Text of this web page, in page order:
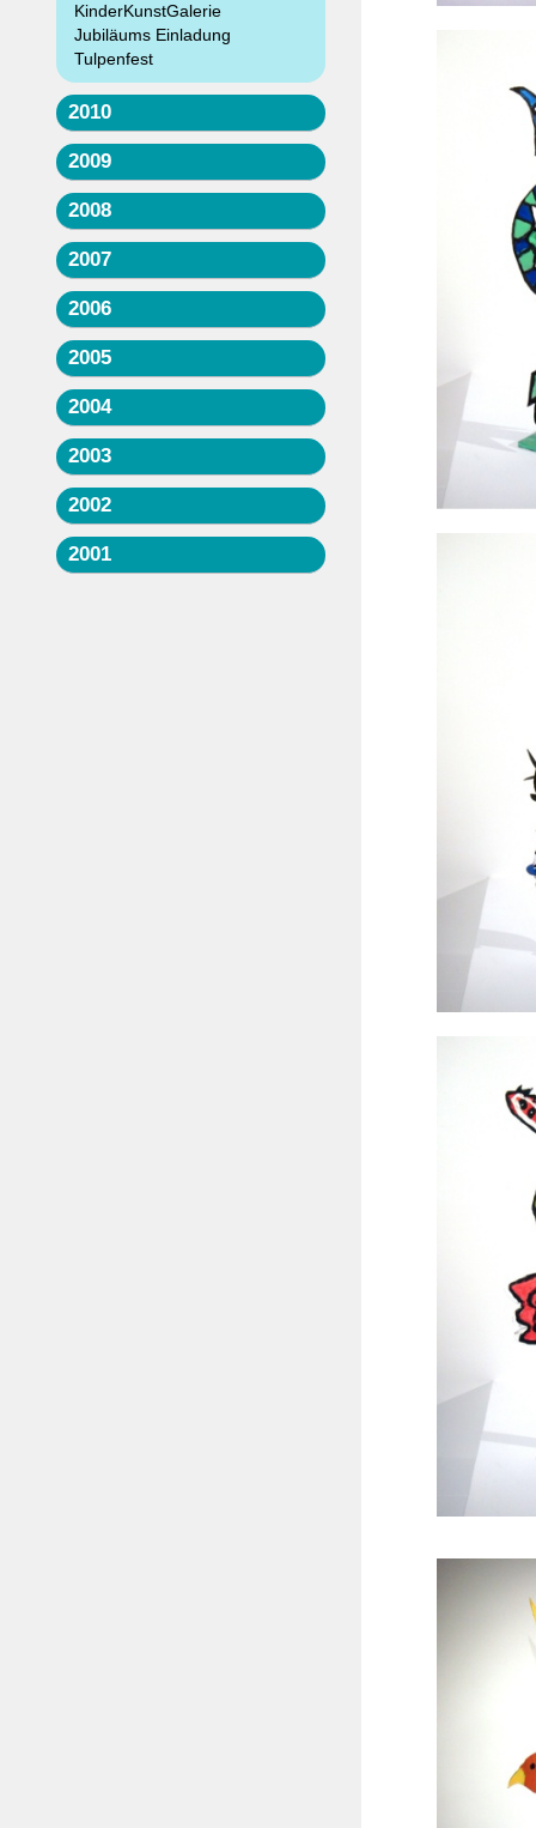
KinderKunstGalerie
Jubiläums Einladung
Tulpenfest
2010
2009
2008
2007
2006
2005
2004
2003
2002
2001